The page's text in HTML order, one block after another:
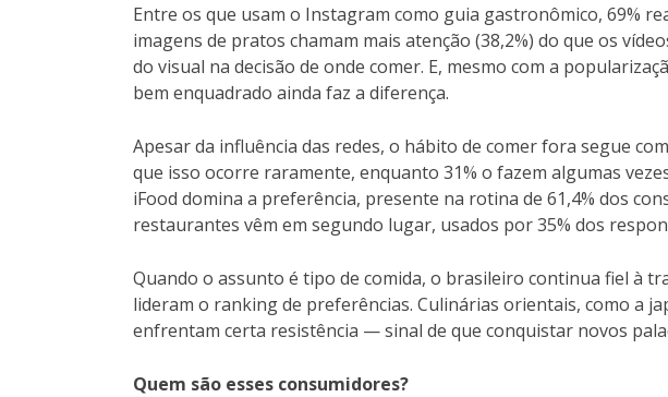
Entre os que usam o Instagram como guia gastronômico, 69%
imagens de pratos chamam mais atenção (38,2%) do que os
do visual na decisão de onde comer. E, mesmo com a
bem enquadrado ainda faz a diferença.
Apesar da influência das redes, o hábito de comer fora segue
que isso ocorre raramente, enquanto 31% o fazem algumas
iFood domina a preferência, presente na rotina de 61,4% dos
restaurantes vêm em segundo lugar, usados por 35% dos
Quando o assunto é tipo de comida, o brasileiro continua fiel à
lideram o ranking de preferências. Culinárias orientais, como a
enfrentam certa resistência — sinal de que conquistar novos
Quem são esses consumidores?